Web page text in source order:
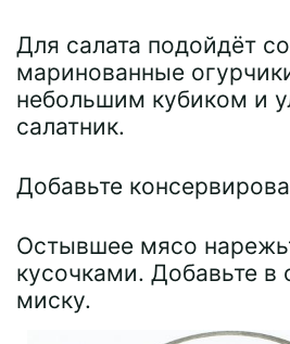
Для салата подойдёт
маринованные
небольшим кубиком и
салатник.
Добавьте
Остывшее мясо
кусочками. Добавьте в
миску.